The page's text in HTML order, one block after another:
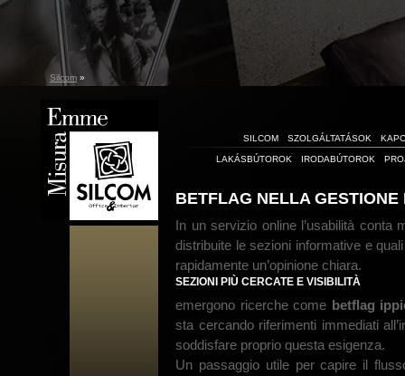
Silcom »
SILCOM SZOLGÁLTATÁSOK
LAKÁSBÚTOROK IRODABÚTOROK
BETFLAG NELLA
In un servizio online l’usabilità
distribuite le sezioni informative e
rapidamente un’opinione chiara.
SEZIONI PIÙ CERCATE E VISIBILITÀ
emergono ricerche come betflag
sta cercando riferimenti immediati
soddisfare proprio questa esigenza.
Un passaggio utile per capire il